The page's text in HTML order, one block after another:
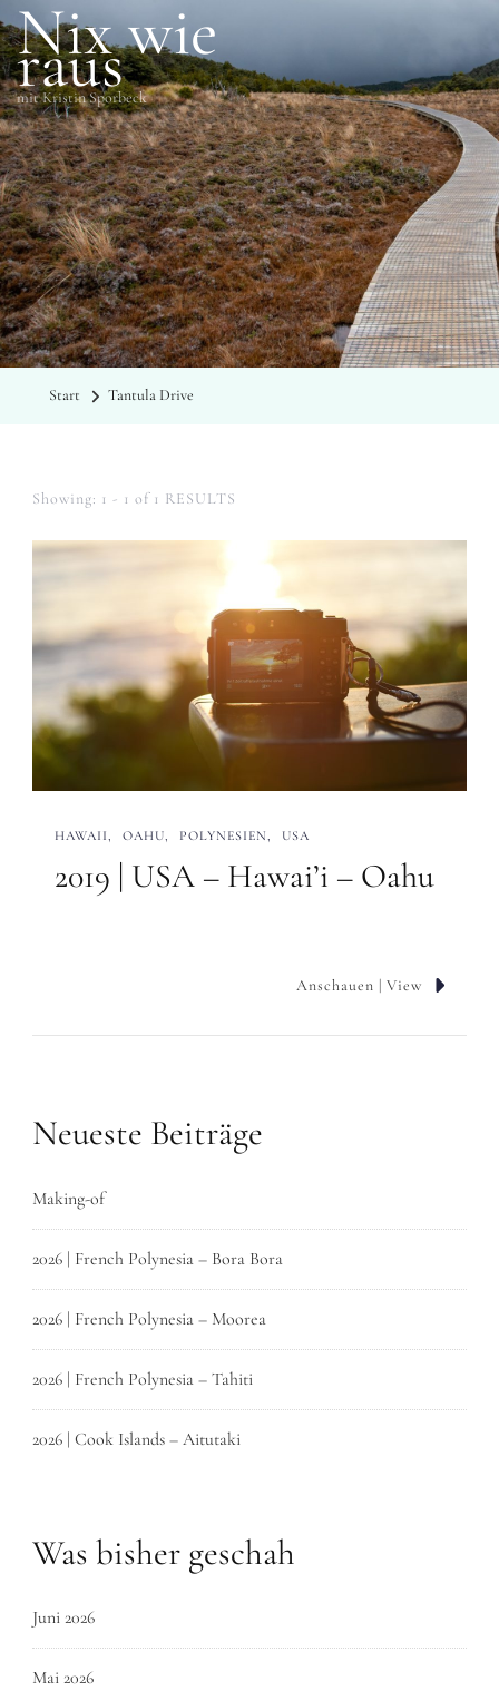
Nix wie
raus
mit Kristin Sporbeck
SCHLAGWÖRTER
Tantula Drive
Start Tantula Drive
Showing: 1 - 1 of 1 RESULTS
HAWAII OAHU POLYNESIEN USA
2019 | USA – Hawai’i – Oahu
Anschauen | View
Neueste Beiträge
Making-of
2026 | French Polynesia – Bora Bora
2026 | French Polynesia – Moorea
2026 | French Polynesia – Tahiti
2026 | Cook Islands – Aitutaki
Was bisher geschah
Juni 2026
Mai 2026